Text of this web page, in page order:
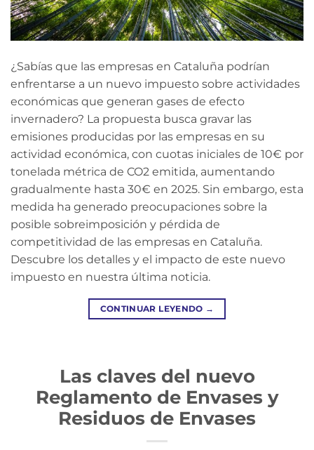
¿Sabías que las empresas en Cataluña podrían
enfrentarse a un nuevo impuesto sobre actividades
económicas que generan gases de efecto
invernadero? La propuesta busca gravar las
emisiones producidas por las empresas en su
actividad económica, con cuotas iniciales de 10€ por
tonelada métrica de CO2 emitida, aumentando
gradualmente hasta 30€ en 2025. Sin embargo, esta
medida ha generado preocupaciones sobre la
posible sobreimposición y pérdida de
competitividad de las empresas en Cataluña.
Descubre los detalles y el impacto de este nuevo
impuesto en nuestra última noticia.
CONTINUAR LEYENDO →
Las claves del nuevo
Reglamento de Envases y
Residuos de Envases